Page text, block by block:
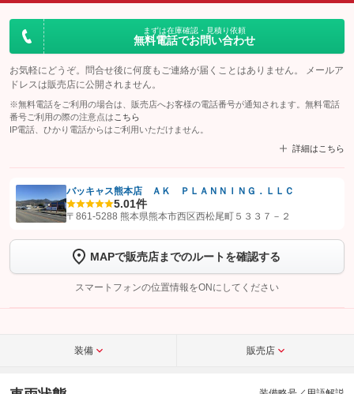
まずは在庫確認・見積り依頼
無料電話でお問い合わせ
お気軽にどうぞ。問合せ後に何度もご連絡が届くことはありません。 メールア
ドレスは販売店に公開されません。
※無料電話をご利用の場合は、販売店へお客様の電話番号が通知されます。無料電話
番号ご利用の際の注意点は こちら
IP電話、ひかり電話からはご利用いただけません。
詳細はこちら
【STEP1】認証画面でグーネットを友だち追加してから「許可する」ボタンを押
トーク画面で
ボタンをタップして問い合わせを
完了してください。
こちら
バッキャス熊本店 ＡＫ ＰＬＡＮＮＩＮＧ．ＬＬＣ
5.01件
〒861-5288 熊本県熊本市西区西松尾町５３３７－２
MAPで販売店までのルートを確認する
スマートフォンの位置情報をONにしてください
装備 販売店